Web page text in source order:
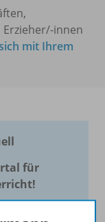
innen
mit Ihrem
für